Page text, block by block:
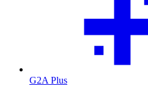
G2A Plus